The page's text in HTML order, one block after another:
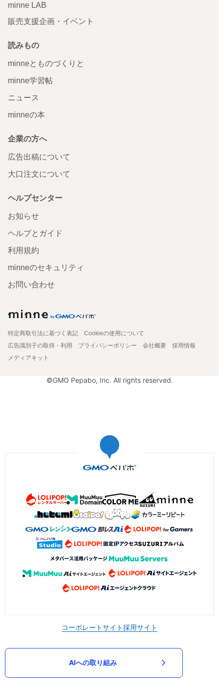
minne LAB
販売支援企画・イベント
読みもの
minneとものづくりと
minne学習帖
ニュース
minneの本
企業の方へ
広告出稿について
大口注文について
ヘルプセンター
お知らせ
ヘルプとガイド
利用規約
minneのセキュリティ
お問い合わせ
特定商取引法に基づく表記
Cookieの使用について
広告識別子の取得・利用
プライバシーポリシー 会社概要
採用情報
メディアキット
©GMO Pepabo, Inc. All rights reserved.
コーポレートサイト採用サイト
AIへの取り組み